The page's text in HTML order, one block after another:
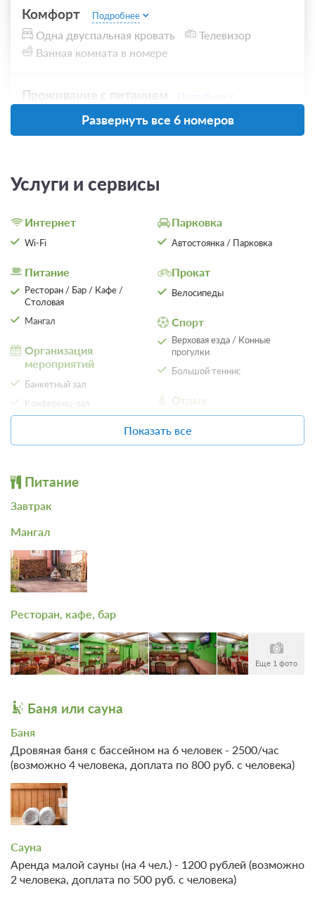
Комфорт Подробнее
Одна двуспальная кровать
Телевизор
Ванная комната в номере
Проживание с питанием
Подробнее
ЗА НОЧЬ ДЛЯ 1 ГОСТЯ
4 фото
Подробнее
Одна двуспальная кровать
Телевизор
Проживание с питанием
6 900
ЗА НОЧЬ ДЛЯ 1 ГОСТЯ
4 фото
Одна двуспальная кровать
Ванная комната в номере
Развернуть все 6 номеров
Услуги и сервисы
Интернет
Wi-Fi
Питание
Ресторан / Бар / Кафе /
Столовая
Мангал
Организация
мероприятий
Банкетный зал
Конференц-зал
Парковка
Автостоянка / Парковка
Прокат
Велосипеды
Спорт
Верховая езда / Конные
прогулки
Большой теннис
Отдых
Показать все
Питание
Завтрак
Мангал
Ресторан, кафе, бар
Еще 1 фото
Баня или сауна
Баня
Дровяная баня с бассейном на 6 человек - 2500/час
(возможно 4 человека, доплата по 800 руб. с человека)
Сауна
Аренда малой сауны (на 4 чел.) - 1200 рублей (возможно
2 человека, доплата по 500 руб. с человека)